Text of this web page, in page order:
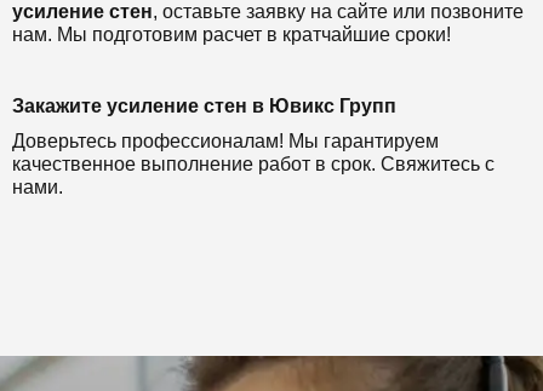
усиление стен, оставьте заявку на сайте или позвоните
нам. Мы подготовим расчет в кратчайшие сроки!
Закажите усиление стен в Ювикс Групп
Доверьтесь профессионалам! Мы гарантируем
качественное выполнение работ в срок. Свяжитесь с
нами.